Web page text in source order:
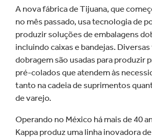
A nova fábrica de Tijuana, que
no mês passado, usa tecnologia de
produzir soluções de embalagens
incluindo caixas e bandejas.
dobragem são usadas para produzir
pré-colados que atendem às
tanto na cadeia de suprimentos
de varejo.
Operando no México há mais de 40
Kappa produz uma linha inovadora